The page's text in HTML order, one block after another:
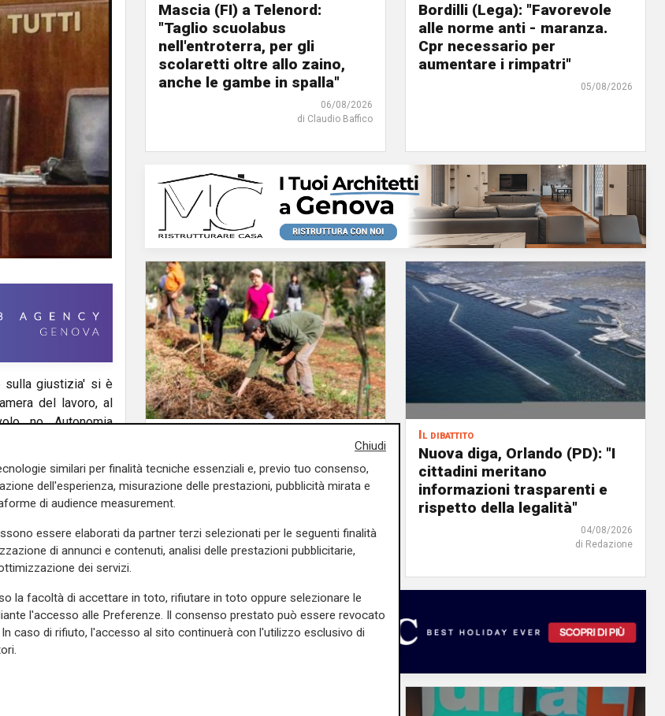
sulla giustizia' si è
del lavoro, al
no Autonomia
Legambiente
nazionale che si è
giustizia,
prossimi mesi sarà
giustizia e perché
del controllo tra
giustizia ha molti
risolti dalla
votare no, il
attività sul
Mascia (FI) a Telenord:
"Taglio scuolabus
nell'entroterra, per gli
scolaretti oltre allo zaino,
anche le gambe in spalla"
06/08/2026
di Claudio Baffico
Bordilli (Lega): "Favorevole
alle norme anti - maranza.
Cpr necessario per
aumentare i rimpatri"
05/08/2026
Regione: incrementato di un
milione il bando per
l'innovazione nell'agricoltura
di Redazione
Il dibattito
Nuova diga, Orlando (PD): "I
cittadini meritano
informazioni trasparenti e
rispetto della legalità"
04/08/2026
di Redazione
Chiudi
similari per finalità tecniche essenziali e, previo tuo consenso,
dell'esperienza, misurazione delle prestazioni, pubblicità mirata e
di audience measurement.
essere elaborati da partner terzi selezionati per le seguenti finalità
di annunci e contenuti, analisi delle prestazioni pubblicitarie,
dei servizi.
la facoltà di accettare in toto, rifiutare in toto oppure selezionare le
l'accesso alle Preferenze. Il consenso prestato può essere revocato
caso di rifiuto, l'accesso al sito continuerà con l'utilizzo esclusivo di